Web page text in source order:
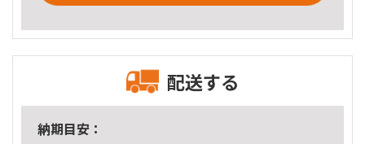
配送する
納期目安：